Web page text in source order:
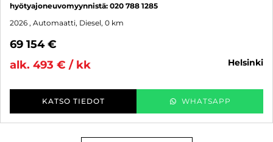
hyötyajoneuvomyynnistä: 020 788 1285
2026 , Automaatti, Diesel, 0 km
69 154 €
alk. 493 € / kk
helsinki
KATSO TIEDOT WHATSAPP